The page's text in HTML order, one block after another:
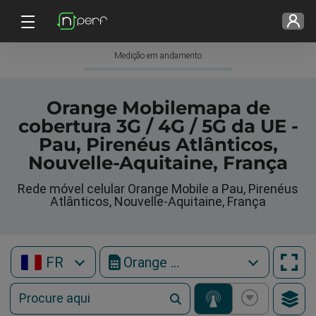
Medição em andamento
Orange Mobilemapa de
cobertura 3G / 4G / 5G da UE -
Pau, Pirenéus Atlânticos,
Nouvelle-Aquitaine, França
Rede móvel celular Orange Mobile a Pau, Pirenéus
Atlânticos, Nouvelle-Aquitaine, França
FR Orange Mobile